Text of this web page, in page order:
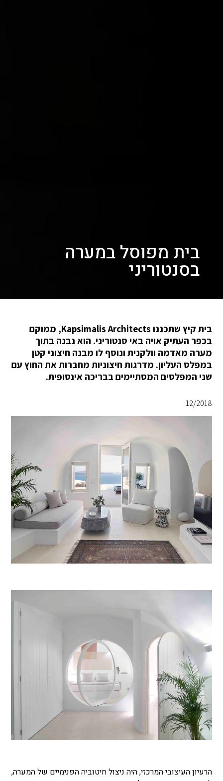
בית מפוסל במערה
בסנטוריני
בית קיץ שתכננו Kapsimalis Architects, ממוקם
בכפר העתיק אויה באי סנטוריני. הוא נבנה בתוך
מערה מאדמה וולקנית ונוסף לו מבנה חיצוני קטן
במפלס העליון. מדרגות חיצוניות מחברות את החוץ עם
שני המפלסים המסתיימים בבריכה אינסופית.
12/2018
הרעיון העיצובי המרכזי, היה ניצול חיטוביה הפנימיים של המערה,